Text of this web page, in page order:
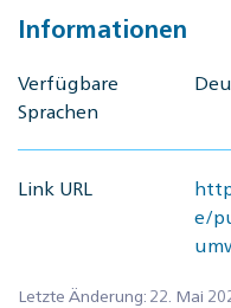
Informationen
Verfügbare
Sprachen
Link URL
e/
Letzte Änderung: 22. Mai